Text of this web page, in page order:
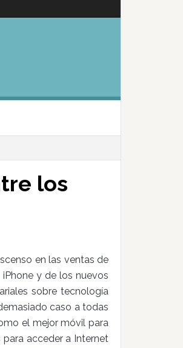
los
en las ventas de
y de los nuevos
sobre tecnología
caso a todas
el mejor móvil para
acceder a Internet